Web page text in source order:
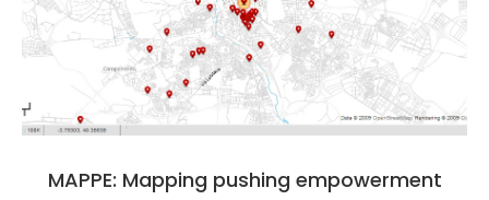
MAPPE: Mapping pushing empowerment